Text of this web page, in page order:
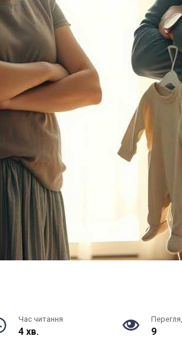
Час читання
4 хв. 9